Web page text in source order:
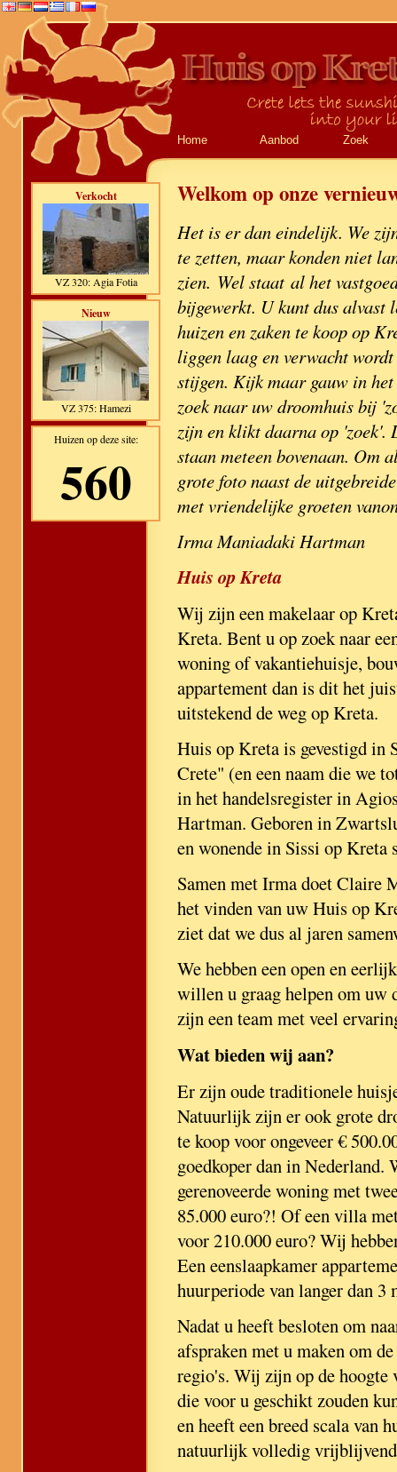
Home Aanbod Zoek
Verkocht
VZ 320: Agia Fotia
Nieuw
VZ 375: Hamezi
Huizen op deze site:
560
Welkom op onze
Het is er dan eindelijk. We
te zetten, maar konden niet
zien. Wel staat al het
bijgewerkt. U kunt dus alvast
huizen en zaken te koop op
liggen laag en verwacht
stijgen. Kijk maar gauw in
zoek naar uw droomhuis bij
zijn en klikt daarna op 'zoek'.
staan meteen bovenaan. Om
grote foto naast de
met vriendelijke groeten
Irma Maniadaki Hartman
Huis op Kreta
Wij zijn een makelaar op
Kreta. Bent u op zoek naar
woning of vakantiehuisje,
appartement dan is dit het
uitstekend de weg op Kreta.
Huis op Kreta is gevestigd in
Crete" (en een naam die we
in het handelsregister in
Hartman. Geboren in
en wonende in Sissi op Kreta
Samen met Irma doet Claire
het vinden van uw Huis op
ziet dat we dus al jaren
We hebben een open en
willen u graag helpen om uw
zijn een team met veel
Wat bieden wij aan?
Er zijn oude traditionele
Natuurlijk zijn er ook grote
te koop voor ongeveer €
goedkoper dan in Nederland.
gerenoveerde woning met
85.000 euro?! Of een villa
voor 210.000 euro? Wij
Een eenslaapkamer
huurperiode van langer dan 3
Nadat u heeft besloten om
afspraken met u maken om
regio's. Wij zijn op de hoogte
die voor u geschikt zouden
en heeft een breed scala van
natuurlijk volledig